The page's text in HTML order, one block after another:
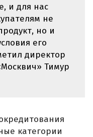
и для нас
не
но и
его
директор
Тимур
категории